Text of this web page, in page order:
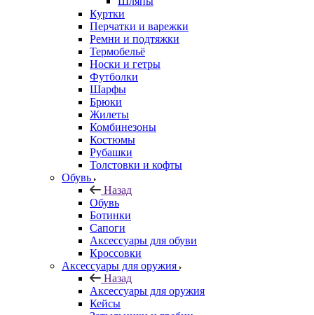
Куртки
Перчатки и варежки
Ремни и подтяжки
Термобельё
Носки и гетры
Футболки
Шарфы
Брюки
Жилеты
Комбинезоны
Костюмы
Рубашки
Толстовки и кофты
Обувь
Назад
Обувь
Ботинки
Сапоги
Аксессуары для обуви
Кроссовки
Аксессуары для оружия
Назад
Аксессуары для оружия
Кейсы